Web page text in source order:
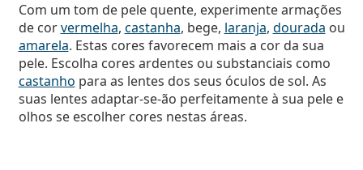
Com um tom de pele quente, experimente armações
de corvermelha, castanha, bege, laranja, dourada ou
amarela. Estas cores favorecem mais a cor da sua
pele. Escolha cores ardentes ou substanciais como
castanho para as lentes dos seus óculos de sol. As
suas lentes adaptar-se-ão perfeitamente à sua pele e
olhos se escolher cores nestas áreas.